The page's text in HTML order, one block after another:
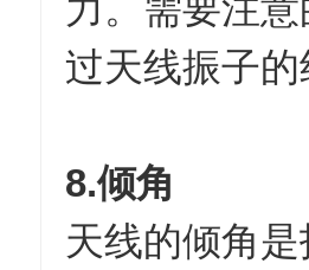
力。需要注
过天线振子
8.倾角
天线的倾角